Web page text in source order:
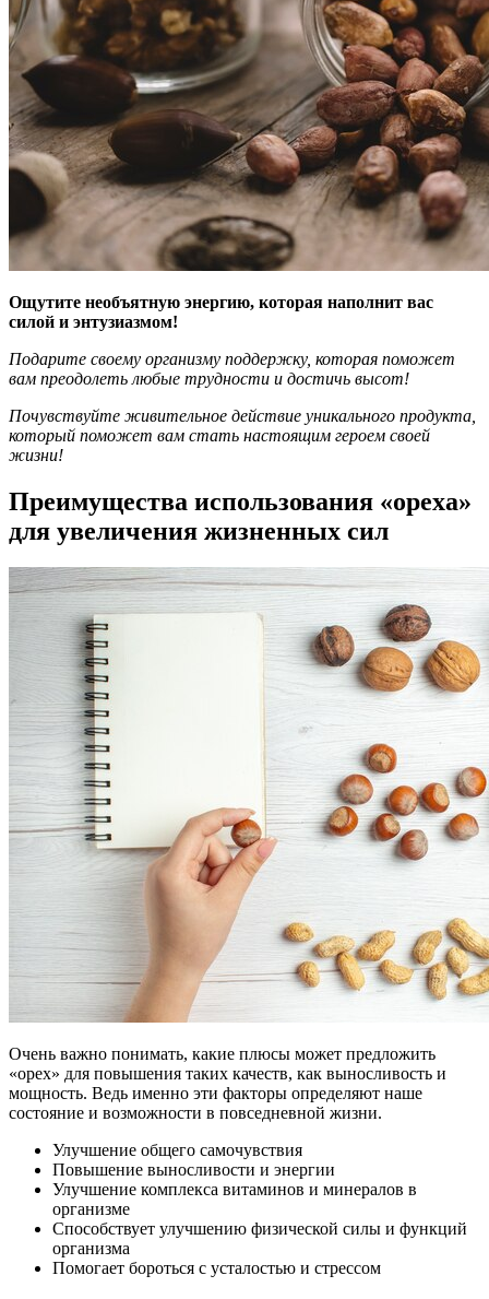
Ощутите необъятную энергию, которая наполнит вас
силой и энтузиазмом!
Подарите своему организму поддержку, которая поможет
вам преодолеть любые трудности и достичь высот!
Почувствуйте живительное действие уникального продукта,
который поможет вам стать настоящим героем своей
жизни!
Преимущества использования «ореха»
для увеличения жизненных сил
Очень важно понимать, какие плюсы может предложить
«орех» для повышения таких качеств, как выносливость и
мощность. Ведь именно эти факторы определяют наше
состояние и возможности в повседневной жизни.
Улучшение общего самочувствия
Повышение выносливости и энергии
Улучшение комплекса витаминов и минералов в
организме
Способствует улучшению физической силы и функций
организма
Помогает бороться с усталостью и стрессом